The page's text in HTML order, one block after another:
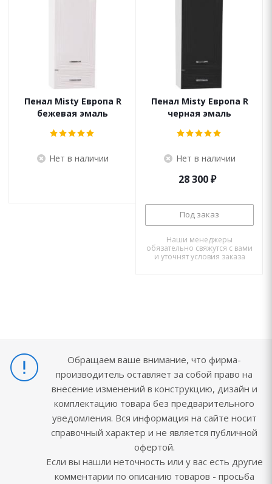
Пенал Misty Европа R
бежевая эмаль
Нет в наличии
Пенал Misty Европа R
черная эмаль
Нет в наличии
28 300₽
Под заказ
Наши менеджеры
обязательно свяжутся с вами
и уточнят условия заказа
Обращаем ваше внимание, что фирма-
производитель оставляет за собой право на
внесение изменений в конструкцию, дизайн и
комплектацию товара без предварительного
уведомления. Вся информация на сайте носит
справочный характер и не является публичной
офертой.
Если вы нашли неточность или у вас есть другие
комментарии по описанию товаров - просьба